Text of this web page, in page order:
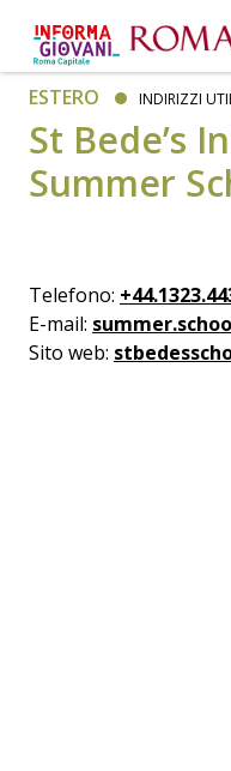
ESTERO INDIRIZZI
St Bede’s
Summer
Telefono:
E-mail:
Sito web: